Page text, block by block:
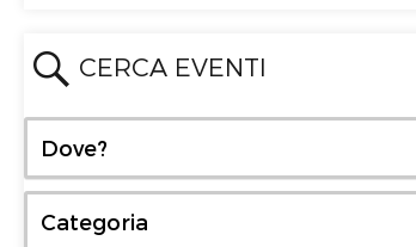
CERCA EVENTI
Dove?
Categoria